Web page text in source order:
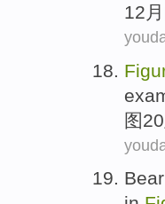
12月
图20